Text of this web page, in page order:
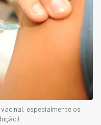
especialmente os